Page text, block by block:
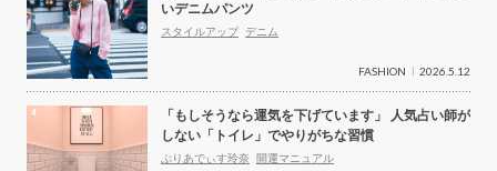
いデニムパンツ
スタイルアップ デニム
FASHION 2026.5.12
「もしそうなら運気を下げています」 人気占い師が
しない「トイレ」でやりがちな習慣
ぷりあでぃす玲奈 開運マニュアル